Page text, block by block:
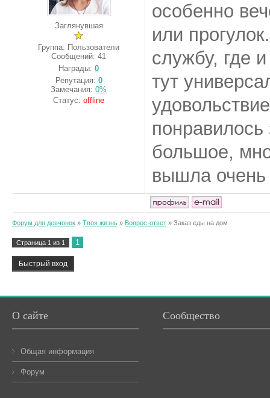
Заглянувшая
Группа: Пользователи
Сообщений:41
Награды:0
Репутация: 0
Замечания:0%
Статус:offline
особенно
или
службу, где
тут
большое,
вышла
Форум для девчонок » Твоя жизнь » Вопрос-ответ » Заказ еды на дом
Страница 1 из 1 1
О сайте
Общая информация
Форум
Сообщество